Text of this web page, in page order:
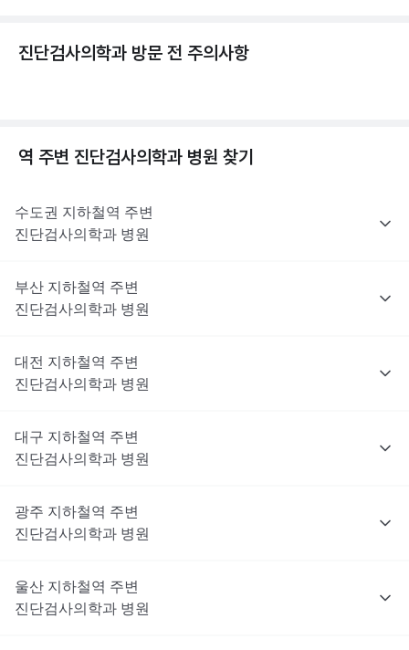
진단검사의학과 방문 전 주의사항
역 주변 진단검사의학과 병원 찾기
수도권 지하철역 주변
진단검사의학과 병원
부산 지하철역 주변
진단검사의학과 병원
대전 지하철역 주변
진단검사의학과 병원
대구 지하철역 주변
진단검사의학과 병원
광주 지하철역 주변
진단검사의학과 병원
울산 지하철역 주변
진단검사의학과 병원